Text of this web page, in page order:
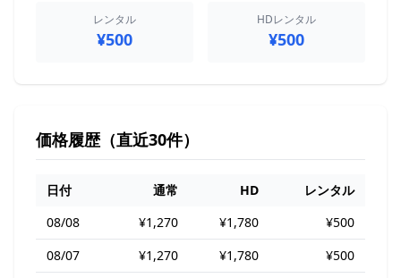
レンタル
¥500
HDレンタル
¥500
価格履歴（直近30件）
日付 通常 HD
レンタル
08/08
¥1,270 ¥1,780
¥500
08/07
¥1,270 ¥1,780
¥500